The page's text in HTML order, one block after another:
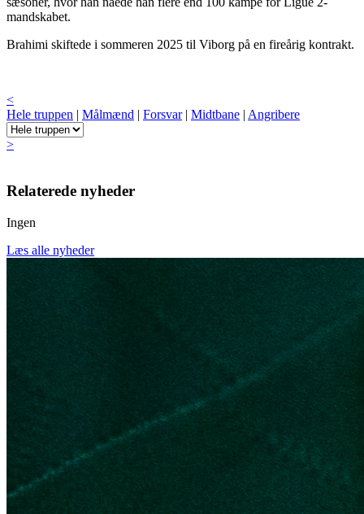
mandskabet.
Brahimi skiftede i sommeren 2025 til Viborg på en fireårig kontrakt.
<
Hele truppen | Målmænd | Forsvar| Midtbane | Angribere
>
Relaterede nyheder
Ingen
Læs alle nyheder